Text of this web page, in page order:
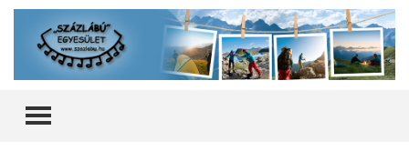
TOGGLE MENU